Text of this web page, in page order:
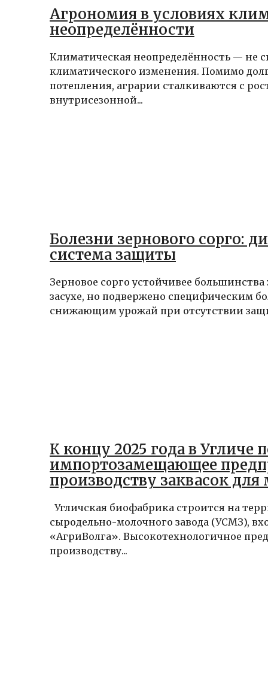
Агрономия в условиях
неопределённости
Климатическая неопределённость — не
климатического изменения. Помимо
потепления, аграрии сталкиваются с
внутрисезонной...
Болезни зернового сорго:
система защиты
Зерновое сорго устойчивее
засухе, но подвержено специфическим
снижающим урожай при отсутствии
К концу 2025 года в Угличе
импортозамещающее
производству заквасок
Угличская биофабрика строится на
сыродельно-молочного завода (УСМЗ),
«АгриВолга». Высокотехнологичное
производству...